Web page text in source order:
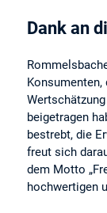
Dank an
beigetragen
bestrebt, die
freut sich
dem Motto
hochwertigen